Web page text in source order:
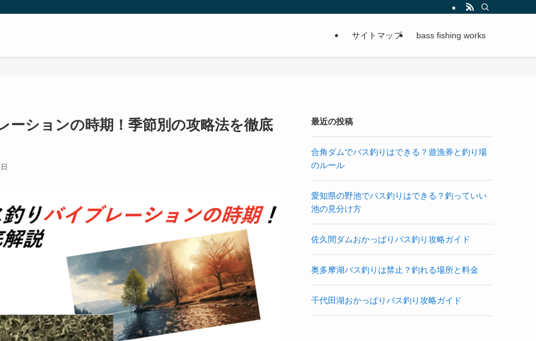
サイトマップ bass fishing works
ーションの時期！季節別の攻略法を徹底 最近の投稿
合角ダムでバス釣りはできる？遊漁券と釣り場
のルール
愛知県の野池でバス釣りはできる？釣っていい
池の見分け方
佐久間ダムおかっぱりバス釣り攻略ガイド
奥多摩湖バス釣りは禁止？釣れる場所と料金
千代田湖おかっぱりバス釣り攻略ガイド